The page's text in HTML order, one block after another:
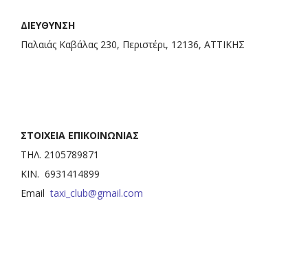
ΔΙΕΥΘΥΝΣΗ
Παλαιάς Καβάλας 230, Περιστέρι, 12136, ΑΤΤΙΚΗΣ
ΣΤΟΙΧΕΙΑ ΕΠΙΚΟΙΝΩΝΙΑΣ
ΤΗΛ. 2105789871
ΚΙΝ. 6931414899
Emailtaxi_club@gmail.com